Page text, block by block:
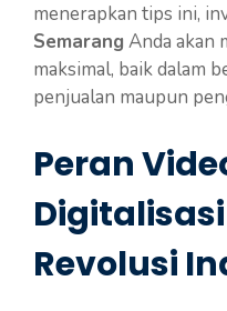
menerapkan tips ini,
Semarang Anda akan
maksimal, baik dalam
penjualan maupun
Peran
Revolusi